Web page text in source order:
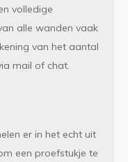
volledige
alle wanden vaak
van het aantal
mail of chat.
er in het echt uit
een proefstukje te